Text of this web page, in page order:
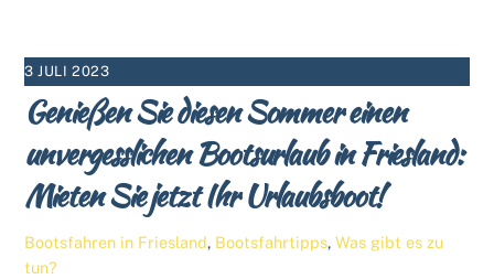
3 JULI 2023
Genießen Sie diesen Sommer einen
unvergesslichen Bootsurlaub in Friesland:
Mieten Sie jetzt Ihr Urlaubsboot!
Bootsfahren in Friesland, Bootsfahrtipps,Was gibt es zu
tun?